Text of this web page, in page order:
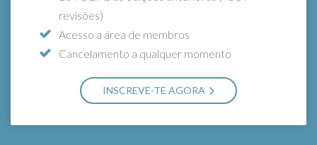
revisões)
Acesso a área de membros
Cancelamento a qualquer momento
INSCREVE-TE AGORA
TUDO
na Subscrição Individual
Anual, mais:
SELECIONA O NÚMERO DE MEMBROS
*Experimenta gratuitamente por 7 dias! Não te preocupes,